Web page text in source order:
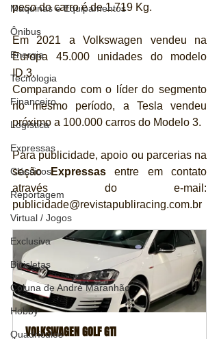
Máquinas e Equipamentos
Ônibus
Energia
Tecnologia
Financeiro
Logística
Expressas
Clássicos
Reportagem
Virtual / Jogos
Exclusiva
Bicicletas
Coluna de André Maranhão
Hobby
Quadrículos
peso do carro é de 1.719 Kg.
Em 2021 a Volkswagen vendeu na
Europa 45.000 unidades do modelo
ID.3.
Comparando com o líder do segmento
no mesmo período, a Tesla vendeu
próximo a 100.000 carros do Modelo 3.
Para publicidade, apoio ou parcerias na
seção Expressas entre em contato
através do e-mail:
publicidade@revistapubliracing.com.br
VOLKSWAGEN GOLF GTI